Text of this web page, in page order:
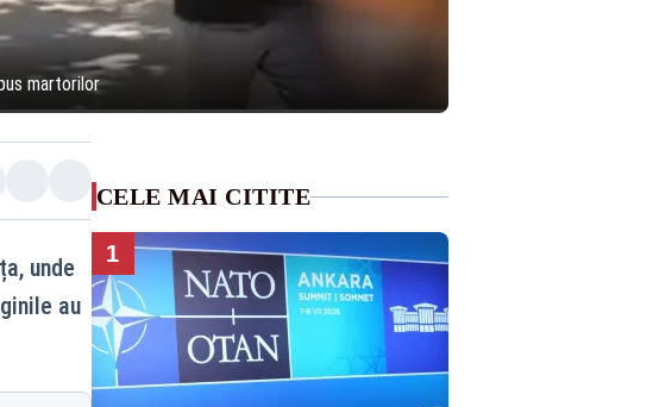
martorilor
unde
au
CELE MAI CITITE
1